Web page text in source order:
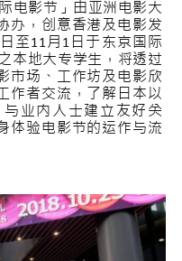
电影节」由亚洲电影大
办，创意香港及电影发
至11月1日于东京国际
本地大专学生，将透过
市场、工作坊及电影欣
作者交流，了解日本以
业内人士建立友好关
体验电影节的运作与流